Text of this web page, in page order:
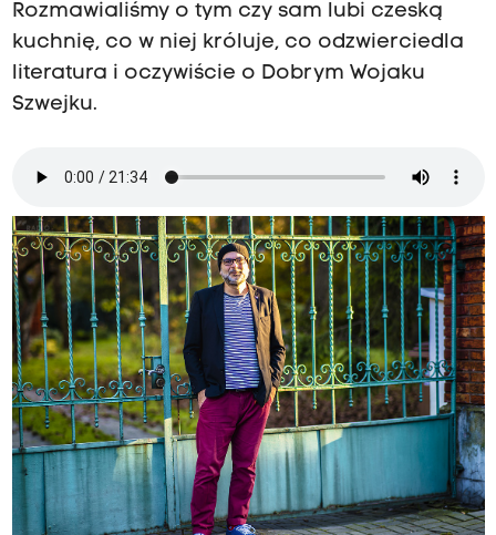
Rozmawialiśmy o tym czy sam lubi czeską
kuchnię, co w niej króluje, co odzwierciedla
literatura i oczywiście o Dobrym Wojaku
Szwejku.